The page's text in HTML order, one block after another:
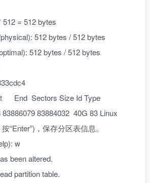
= 512 bytes
512 bytes / 512 bytes
512 bytes / 512 bytes
End Sectors Size Id Type
83884032 40G 83 Linux
“Enter”)，保存分区表信息。
w
been altered.
partition table.